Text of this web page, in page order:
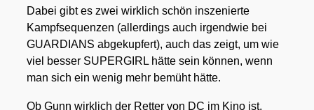
Dabei gibt es zwei wirk­lich schön insze­nier­te
Kampf­se­quen­zen (aller­dings auch irgend­wie bei
GUARDIANS abge­kup­fert), auch das zeigt, um wie
viel bes­ser SUPERGIRL hät­te sein kön­nen, wenn
man sich ein wenig mehr bemüht hät­te.
Ob Gunn wirk­lich der Ret­ter von DC im Kino ist,